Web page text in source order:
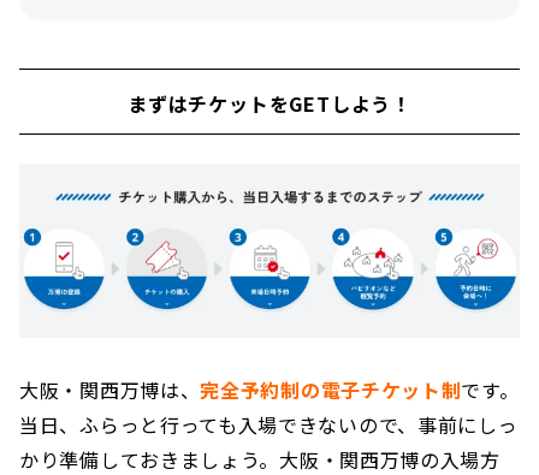
まずはチケットをGETしよう！
大阪・関西万博は、完全予約制の電子チケット制です。
当日、ふらっと行っても入場できないので、事前にしっ
かり準備しておきましょう。 大阪・関西万博の入場方